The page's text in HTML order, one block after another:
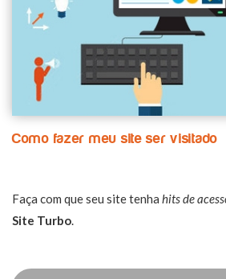
Como fazer meu site ser visitado
Faça com que seu site tenha hits de
Site Turbo